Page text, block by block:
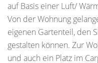
auf Basis einer Luft/
Von der Wohnung
eigenen Gartenteil, den
gestalten können. Zur
und auch ein Platz im